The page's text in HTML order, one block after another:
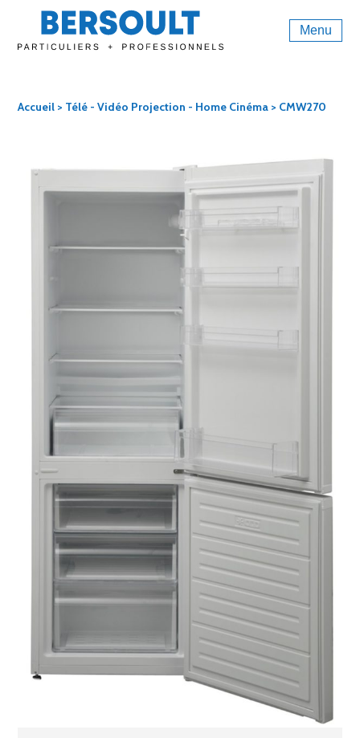
Menu
Accueil > Télé - Vidéo Projection - Home Cinéma > CMW270